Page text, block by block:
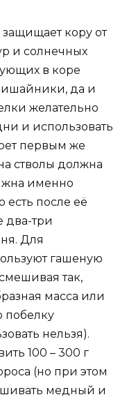
кору от
и солнечных
в коре
да и
желательно
и использовать
первым же
стволы должна
именно
есть после её
два-три
Для
гашеную
так,
масса или
побелку
нельзя).
100 – 300 г
(но при этом
медный и